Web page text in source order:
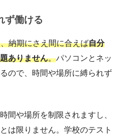
ず働ける
納期にさえ間に合えば自分
ありません。パソコンとネッ
ので、時間や場所に縛られず
間や場所を制限されますし、
は限りません。学校のテスト